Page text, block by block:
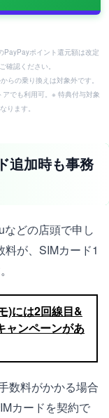
PayPayポイント還元額は改定
認ください。
らの乗り換えは対象外です。
でも利用可。※ 特典付与対象
ります。
追加時も事務
どの店頭で申し
が、SIMカード1
)には2回線目&
ャンペーンがあ
数料がかかる場合
カードを契約で